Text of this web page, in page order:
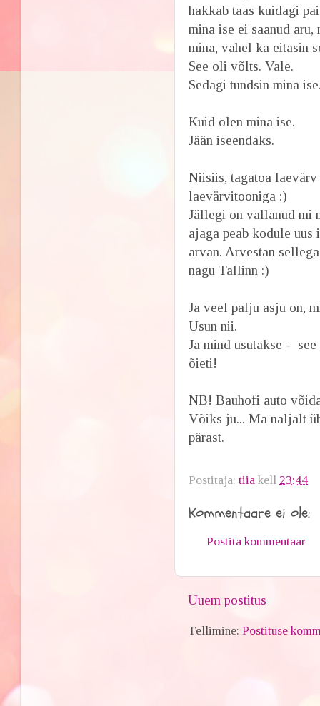
hakkab taas kuidagi
mina ise ei saanud
mina, vahel ka eitasin
See oli võlts. Vale.
Sedagi tundsin mina
Kuid olen mina ise.
Jään iseendaks.
Niisiis, tagatoa
laevärvitooniga :)
Jällegi on vallanud mi
ajaga peab kodule
arvan. Arvestan
nagu Tallinn :)
Ja veel palju asju on,
Usun nii.
Ja mind usutakse -
õieti!
NB! Bauhofi auto
Võiks ju... Ma naljalt
pärast.
Postitaja:tiia kell 23:44
Kommentaare ei ole:
Postita kommentaar
Uuem postitus
Tellimine:Postituse